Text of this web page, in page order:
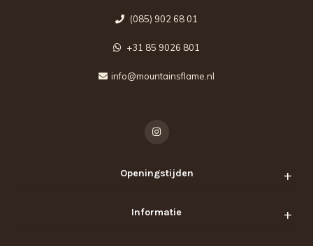
(085) 902 68 01
+31 85 9026 801
info@mountainsflame.nl
Openingstijden
Informatie